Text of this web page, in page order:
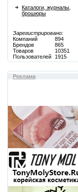
Каталоги, журналы,
брошюры
Зарегистрировано:
Компаний
894
Брендов
865
Товаров
10351
Пользователей
1915
Реклама